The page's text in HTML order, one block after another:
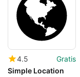
4.5
Gratis
Simple Location